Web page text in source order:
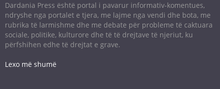
Dardania Press është portal i pavarur informativ-komentues,
ndryshe nga portalet e tjera, me lajme nga vendi dhe bota, me
rubrika të larmishme dhe me debate për probleme të caktuara
sociale, politike, kulturore dhe të të drejtave të njeriut, ku
përfshihen edhe të drejtat e grave.
Lexo më shumë